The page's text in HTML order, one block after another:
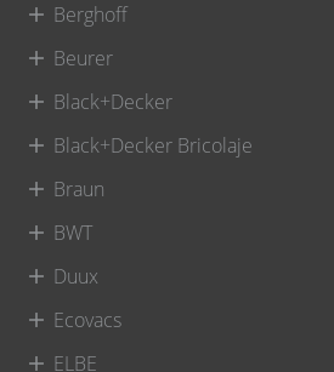
Berghoff
Beurer
Black+Decker
Black+Decker Bricolaje
Braun
BWT
Duux
Ecovacs
ELBE